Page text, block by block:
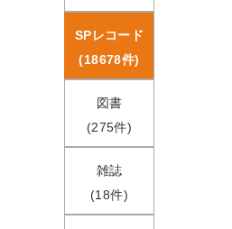
SPレコード
(18678件)
図書
(275件)
雑誌
(18件)